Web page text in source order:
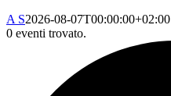
A S2026-08-07T00:00:00+02:00
0 eventi trovato.